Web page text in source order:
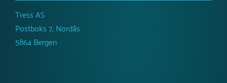
Tress AS
Postboks 7, Nordås
5864 Bergen